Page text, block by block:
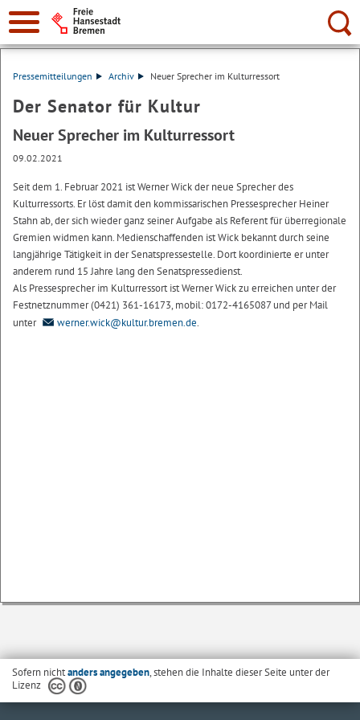
Suche:
Pressemitteilungen Archiv Neuer Sprecher im Kulturressort
Der Senator für Kultur
Neuer Sprecher im Kulturressort
09.02.2021
Seit dem 1. Februar 2021 ist Werner Wick der neue Sprecher des
Kulturressorts. Er löst damit den kommissarischen Pressesprecher Heiner
Stahn ab, der sich wieder ganz seiner Aufgabe als Referent für überregionale
Gremien widmen kann. Medienschaffenden ist Wick bekannt durch seine
langjährige Tätigkeit in der Senatspressestelle. Dort koordinierte er unter
anderem rund 15 Jahre lang den Senatspressedienst.
Als Pressesprecher im Kulturressort ist Werner Wick zu erreichen unter der
Festnetznummer (0421) 361-16173, mobil: 0172-4165087 und per Mail
unter
werner.wick@kultur.bremen.de.
Sofern nichtanders angegeben, stehen die Inhalte dieser Seite unter der
Lizenz